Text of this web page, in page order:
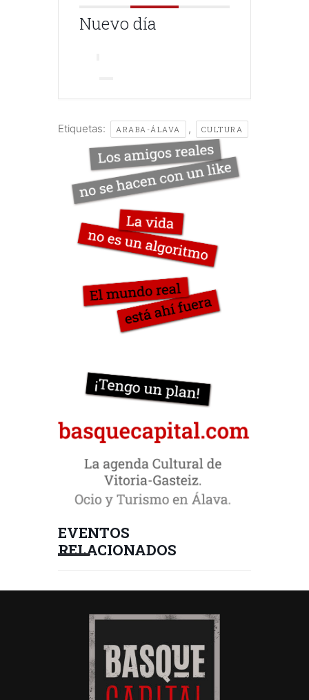
Nuevo día
Etiquetas: ARABA-ÁLAVA , CULTURA
EVENTOS
RELACIONADOS